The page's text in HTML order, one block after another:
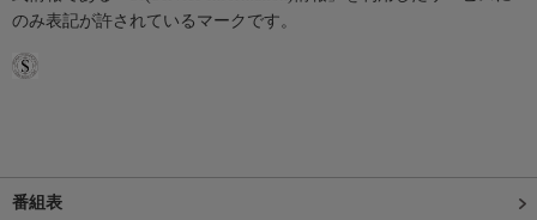
のみ表記が許されているマークです。
番組表